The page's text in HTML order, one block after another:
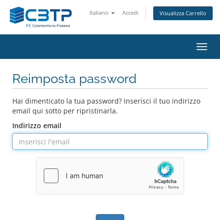
Italiano Accedi Visualizza Carrello
Attiva
Reimposta password
Hai dimenticato la tua password? Inserisci il tuo indirizzo
email qui sotto per ripristinarla.
Indirizzo email